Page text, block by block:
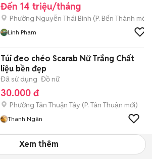
Đến 14 triệu/tháng
Phường Nguyễn Thái Bình (P. Bến Thành mới)
Linh Pham
Túi đeo chéo Scarab Nữ Trắng Chất
liệu bền đẹp
Đã sử dụng Đồ nữ
30.000 đ
Phường Tân Thuận Tây (P. Tân Thuận mới)
Thanh Ngân
Xem thêm